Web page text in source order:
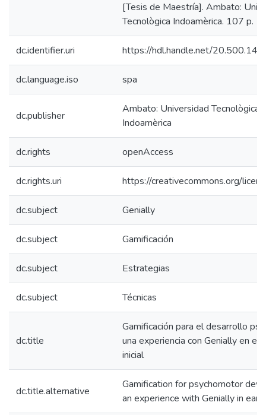
[Tesis de Maestría]. Ambato:
Tecnològica Indoamèrica. 107 p.
dc.identifier.uri https://hdl.handle.net/
dc.language.iso spa
dc.publisher
Ambato: Universidad Tecnològica
Indoamèrica
dc.rights openAccess
dc.rights.uri https://creativecommons.org/
dc.subject Genially
dc.subject Gamificación
dc.subject Estrategias
dc.subject Técnicas
dc.title
Gamificación para el desarrollo
una experiencia con Genially en
inicial
dc.title.alternative
Gamification for psychomotor
an experience with Genially in